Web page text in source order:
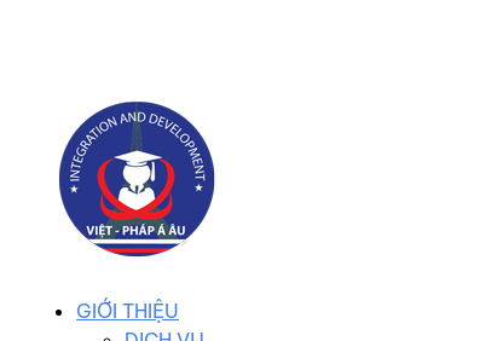
GIỚI THIỆU